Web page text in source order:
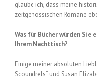
glaube ich, dass meine
zeitgenössischen Romane
Was für Bücher würden Sie
Ihrem Nachttisch?
Einige meiner absoluten
Scoundrels“ und Susan